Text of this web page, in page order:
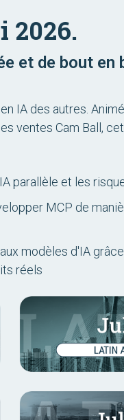
2026.
et de bout en
IA des autres. Animé
ventes Cam Ball,
parallèle et les
MCP de
modèles d'IA
réels